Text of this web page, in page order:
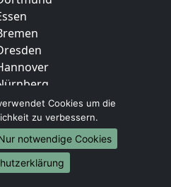
Cookies um die
zu verbessern.
notwendige Cookies